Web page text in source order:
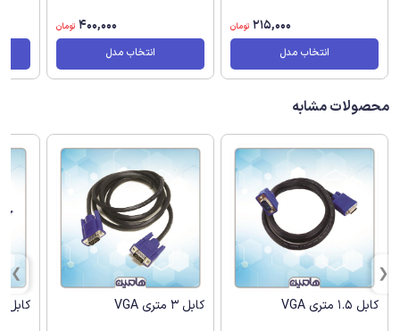
215,000 تومان
انتخاب مدل
400,000 تومان
انتخاب مدل
محصولات مشابه
کابل 1.5 متری VGA کابل 3 متری VGA کابل 5 متری VGA